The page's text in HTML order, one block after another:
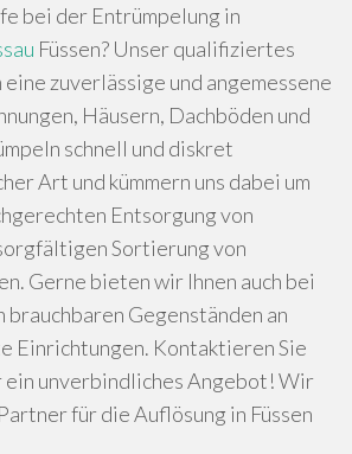
bei der Entrümpelung in
Füssen? Unser qualifiziertes
zuverlässige und angemessene
Häusern, Dachböden und
schnell und diskret
Art und kümmern uns dabei um
Entsorgung von
Sortierung von
Gerne bieten wir Ihnen auch bei
Gegenständen an
Einrichtungen. Kontaktieren Sie
ein unverbindliches Angebot! Wir
für die Auflösung in Füssen